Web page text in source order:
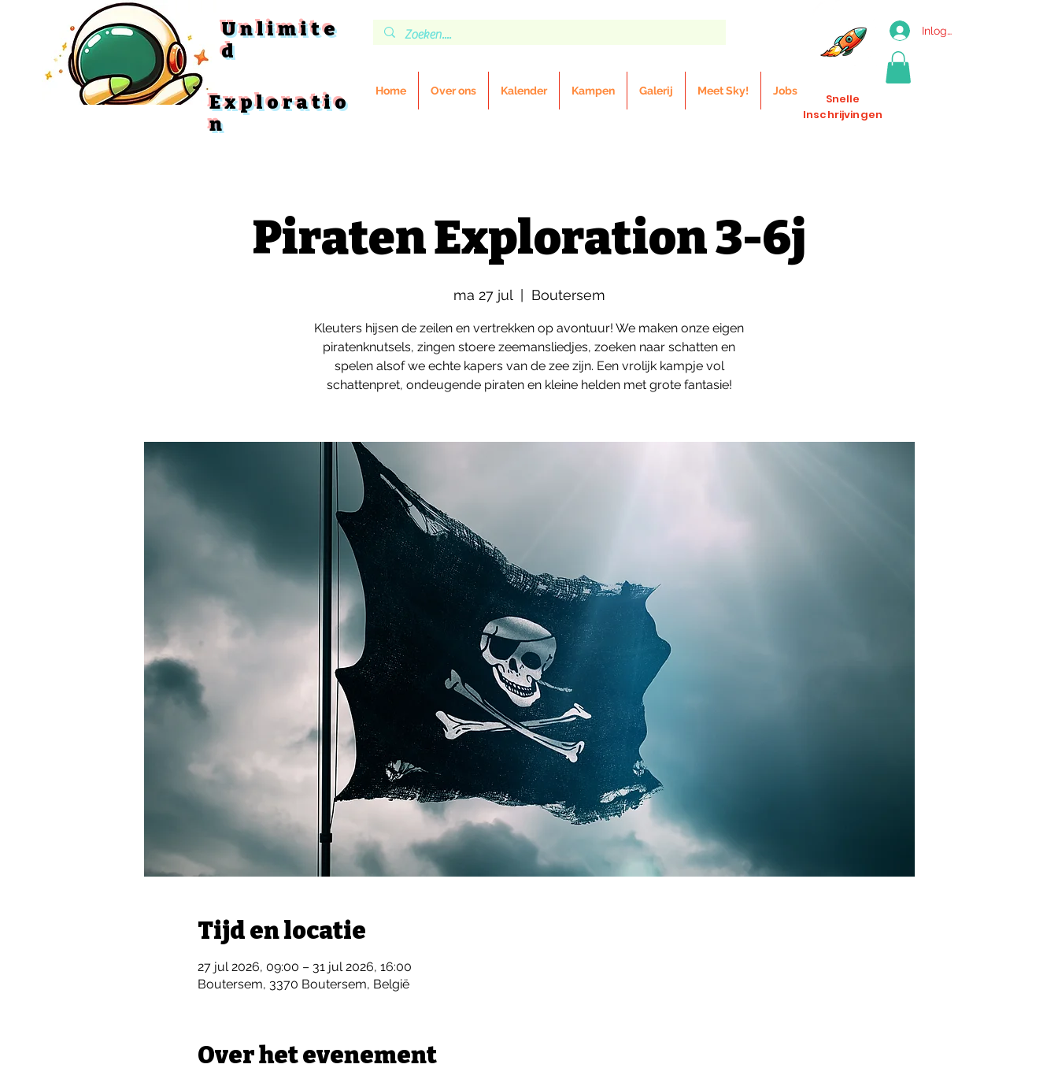
Unlimite
d
Exploratio
n
Inloggen
Home Over ons Kalender Kampen Galerij Meet Sky! Jobs
Snelle
Inschrijvingen
Piraten Exploration 3-6j
ma 27 jul Boutersem
Kleuters hijsen de zeilen en vertrekken op avontuur! We maken onze eigen
piratenknutsels, zingen stoere zeemansliedjes, zoeken naar schatten en
spelen alsof we echte kapers van de zee zijn. Een vrolijk kampje vol
schattenpret, ondeugende piraten en kleine helden met grote fantasie!
Tijd en locatie
27 jul 2026, 09:00 – 31 jul 2026, 16:00
Boutersem, 3370 Boutersem, België
Over het evenement